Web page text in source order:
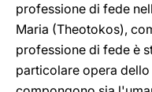
professione di fede
Maria (Theotokos),
professione di fede è
particolare opera